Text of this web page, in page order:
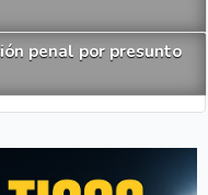
penal por presunto